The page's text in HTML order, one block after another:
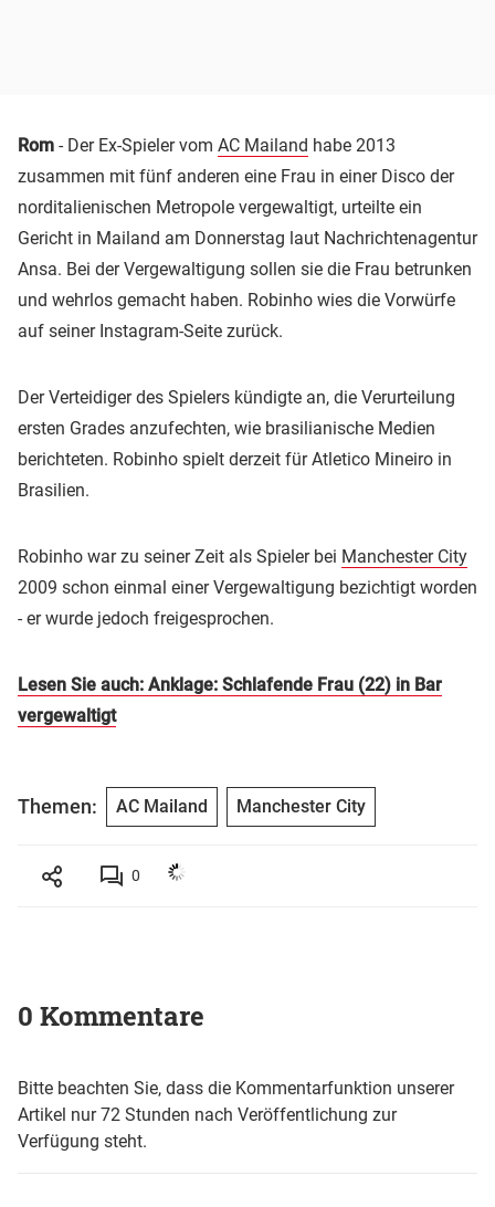
Rom - Der Ex-Spieler vom AC Mailand habe 2013
zusammen mit fünf anderen eine Frau in einer Disco der
norditalienischen Metropole vergewaltigt, urteilte ein
Gericht in Mailand am Donnerstag laut Nachrichtenagentur
Ansa. Bei der Vergewaltigung sollen sie die Frau betrunken
und wehrlos gemacht haben. Robinho wies die Vorwürfe
auf seiner Instagram-Seite zurück.
Der Verteidiger des Spielers kündigte an, die Verurteilung
ersten Grades anzufechten, wie brasilianische Medien
berichteten. Robinho spielt derzeit für Atletico Mineiro in
Brasilien.
Robinho war zu seiner Zeit als Spieler bei Manchester City
2009 schon einmal einer Vergewaltigung bezichtigt worden
- er wurde jedoch freigesprochen.
Lesen Sie auch: Anklage: Schlafende Frau (22) in Bar
vergewaltigt
Themen: AC Mailand Manchester City
0
0 Kommentare
Bitte beachten Sie, dass die Kommentarfunktion unserer
Artikel nur 72 Stunden nach Veröffentlichung zur
Verfügung steht.